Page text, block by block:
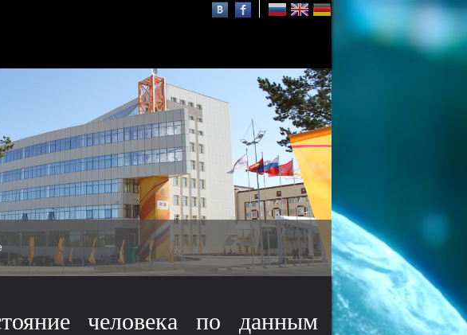
Осаму Шимомура
нобелевский лауреат,
почётный профессор СФУ
человека по данным